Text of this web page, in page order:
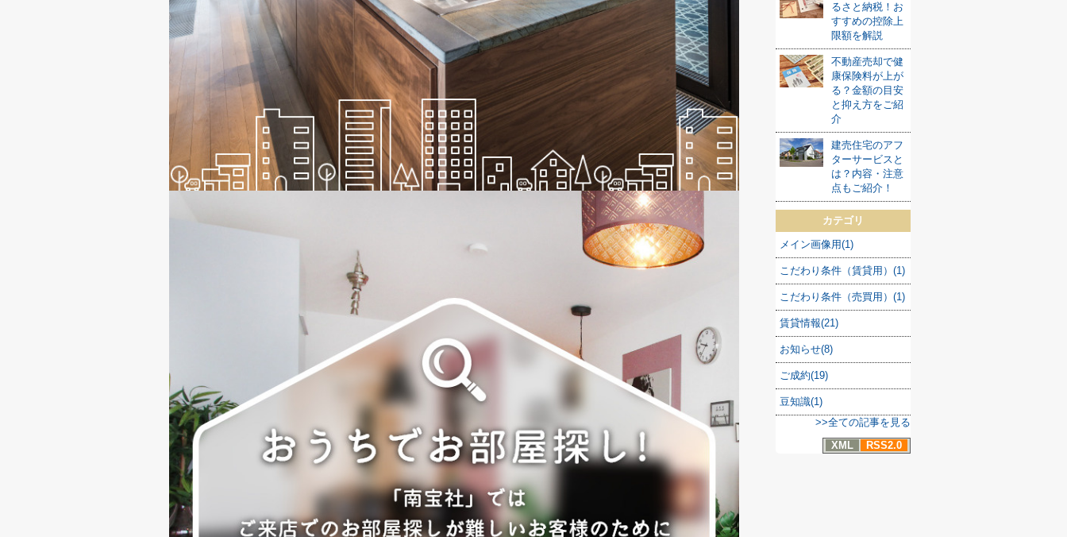
るさと納税！お
すすめの控除上
限額を解説
不動産売却で健
康保険料が上が
る？金額の目安
と抑え方をご紹
介
建売住宅のアフ
ターサービスと
は？内容・注意
点もご紹介！
カテゴリ
メイン画像用(1)
こだわり条件（賃貸用）(1)
こだわり条件（売買用）(1)
賃貸情報(21)
お知らせ(8)
ご成約(19)
豆知識(1)
>>全ての記事を見る
XML
RSS2.0